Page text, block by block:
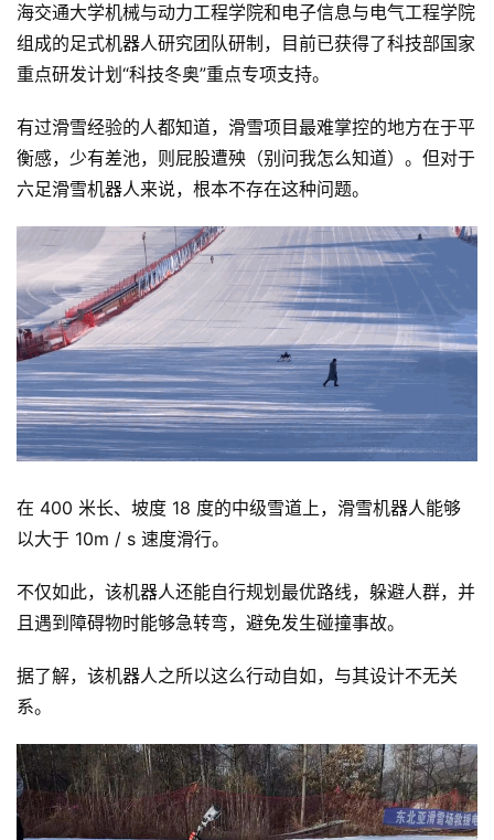
海交通大学机械与动力工程学院和电子信息与电气工程学院
组成的足式机器人研究团队研制，目前已获得了科技部国家
重点研发计划“科技冬奥”重点专项支持。
有过滑雪经验的人都知道，滑雪项目最难掌控的地方在于平
衡感，少有差池，则屁股遭殃（别问我怎么知道）。但对于
六足滑雪机器人来说，根本不存在这种问题。
在 400 米长、坡度 18 度的中级雪道上，滑雪机器人能够
以大于 10m / s 速度滑行。
不仅如此，该机器人还能自行规划最优路线，躲避人群，并
且遇到障碍物时能够急转弯，避免发生碰撞事故。
据了解，该机器人之所以这么行动自如，与其设计不无关
系。